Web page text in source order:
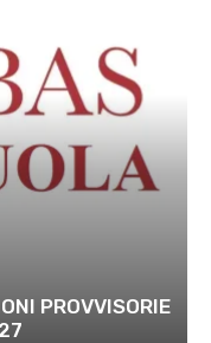
PROVVISORIE